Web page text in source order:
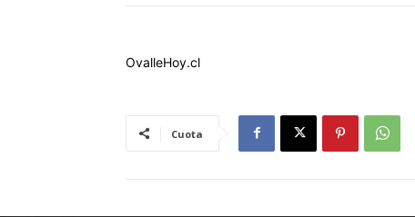
OvalleHoy.cl
Cuota